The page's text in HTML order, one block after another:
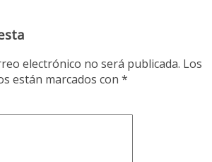
electrónico no será publicada. Los
están marcados con *